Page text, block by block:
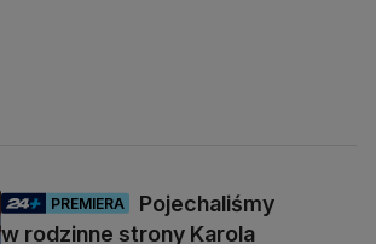
PREMIERA
Pojechaliśmy
w rodzinne strony Karola